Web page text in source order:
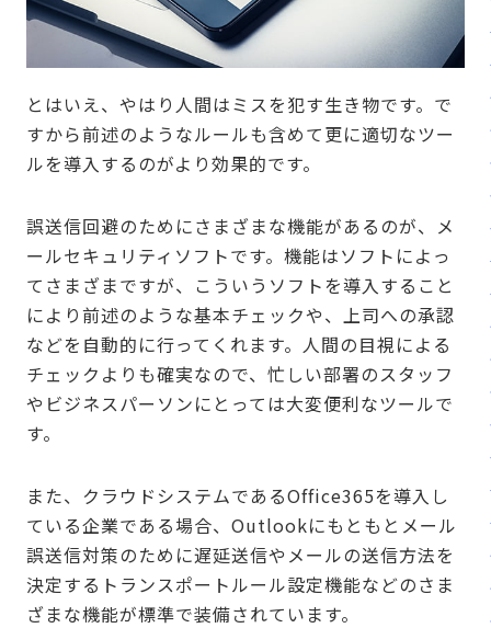
とはいえ、やはり人間はミスを犯す生き物です。で
すから前述のようなルールも含めて更に適切なツー
ルを導入するのがより効果的です。
誤送信回避のためにさまざまな機能があるのが、メ
ールセキュリティソフトです。機能はソフトによっ
てさまざまですが、こういうソフトを導入すること
により前述のような基本チェックや、上司への承認
などを自動的に行ってくれます。人間の目視による
チェックよりも確実なので、忙しい部署のスタッフ
やビジネスパーソンにとっては大変便利なツールで
す。
また、クラウドシステムであるOffice365を導入し
ている企業である場合、Outlookにもともとメール
誤送信対策のために遅延送信やメールの送信方法を
決定するトランスポートルール設定機能などのさま
ざまな機能が標準で装備されています。